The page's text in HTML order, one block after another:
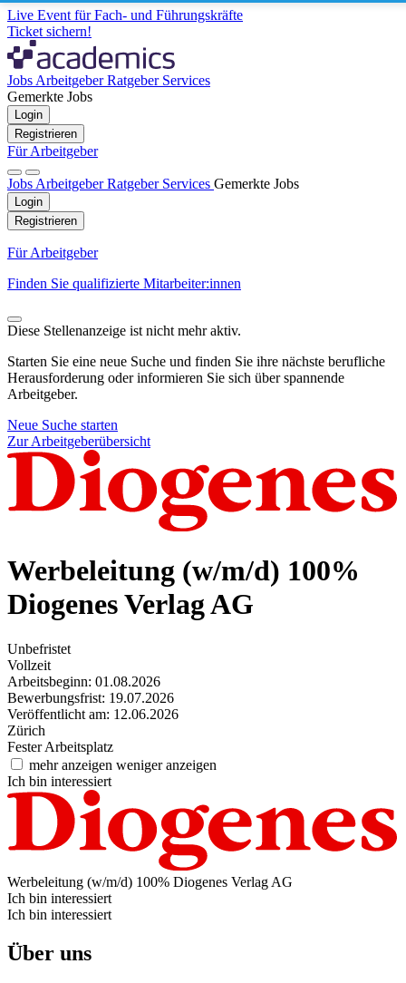
Live Event für Fach- und Führungskräfte
Ticket sichern!
Jobs ArbeitgeberRatgeber Services
Gemerkte Jobs
Login
Registrieren
Für Arbeitgeber
Jobs ArbeitgeberRatgeber Services Gemerkte Jobs
Login
Registrieren
Für Arbeitgeber
Finden Sie qualifizierte Mitarbeiter:innen
Diese Stellenanzeige ist nicht mehr aktiv.
Starten Sie eine neue Suche und finden Sie ihre nächste berufliche
Herausforderung oder informieren Sie sich über spannende
Arbeitgeber.
Neue Suche starten
Zur Arbeitgeberübersicht
Werbeleitung (w/m/d) 100%
Diogenes Verlag AG
Unbefristet
Vollzeit
Arbeitsbeginn: 01.08.2026
Bewerbungsfrist: 19.07.2026
Veröffentlicht am: 12.06.2026
Zürich
Fester Arbeitsplatz
mehr anzeigen weniger anzeigen
Ich bin interessiert
Werbeleitung (w/m/d) 100% Diogenes Verlag AG
Ich bin interessiert
Ich bin interessiert
Über uns